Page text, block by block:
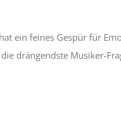
ein feines Gespür für
drängendste Musiker-